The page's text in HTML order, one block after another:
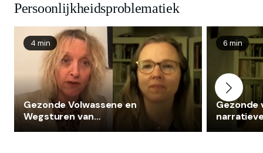
schematherapie en groepsprocessen. Claassen is
hoofdredacteur van het praktijkgerichte vaktijdschrift
PsyXpert. Samen met Jenny Broersen heeft Claassen
het boek ‘Schematherapie en de gezonde volwassene’
uitgegeven en geeft zij workshops over deze module.
Persoonlijkheidsproblematiek
4 min
Gezonde Volwassene en
Wegsturen van
6 min
Gezonde